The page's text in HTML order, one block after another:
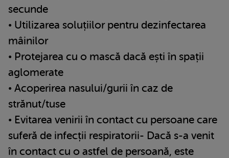
secunde
• Utilizarea soluțiilor pentru dezinfectarea
mâinilor
• Protejarea cu o mască dacă ești în spații
aglomerate
• Acoperirea nasului/gurii în caz de
strănut/tuse
• Evitarea venirii în contact cu persoane care
suferă de infecții respiratorii- Dacă s-a venit
în contact cu o astfel de persoană, este